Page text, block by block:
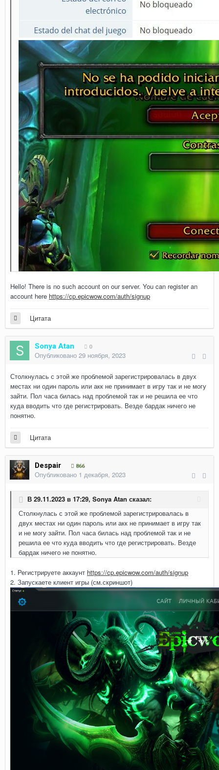
Hello! There is no such account on our server. You can register an
account here https://cp.epicwow.com/auth/signup
Цитата
Sonya Atan 0
Опубликовано 29 ноября, 2023
Столкнулась с этой же проблемой зарегистрировалась в двух
местах ни один пароль или акк не принимает в игру так и не могу
зайти. Пол часа билась над проблемой так и не решила ее что
куда вводить что где регистрировать. Везде бардак ничего не
понятно.
Цитата
Despair 866
Опубликовано 1 декабря, 2023
В 29.11.2023 в 17:29, Sonya Atan сказал:
Столкнулась с этой же проблемой зарегистрировалась в
двух местах ни один пароль или акк не принимает в игру так
и не могу зайти. Пол часа билась над проблемой так и не
решила ее что куда вводить что где регистрировать. Везде
бардак ничего не понятно.
1. Регистрируете аккаунт https://cp.epicwow.com/auth/signup
2. Запускаете клиент игры (см.скриншот)